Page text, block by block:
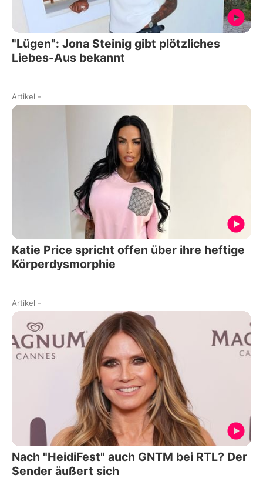
"Lügen": Jona Steinig gibt plötzliches
Liebes-Aus bekannt
Artikel -
Katie Price spricht offen über ihre heftige
Körperdysmorphie
Artikel -
Nach "HeidiFest" auch GNTM bei RTL? Der
Sender äußert sich